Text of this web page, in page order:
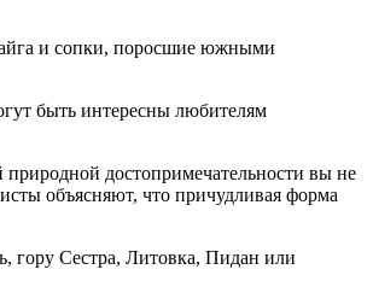
и сопки, поросшие южными
быть интересны любителям
достопримечательности вы не
объясняют, что причудливая форма
гору Сестра, Литовка, Пидан или